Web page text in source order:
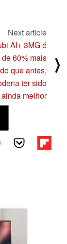
Next article
AI+ 3MG é
de 60% mais
que antes,
ter sido
ainda melhor
⟩